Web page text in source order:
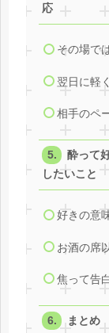
応
その場で
翌日に軽
相手のペ
酔って
したいこと
好きの意
お酒の席
焦って告
まとめ